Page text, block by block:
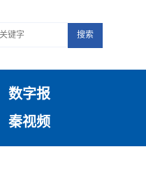
搜索
数字报
秦视频